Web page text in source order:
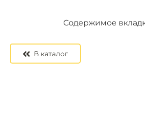
Содержимое
Содержимое
Содержимое
В каталог